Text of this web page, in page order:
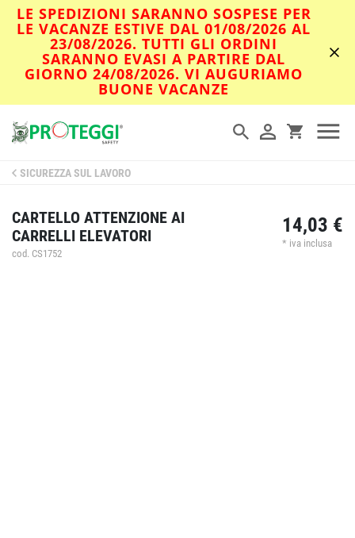
LE SPEDIZIONI SARANNO SOSPESE PER
LE VACANZE ESTIVE DAL 01/08/2026 AL
23/08/2026. TUTTI GLI ORDINI
SARANNO EVASI A PARTIRE DAL
GIORNO 24/08/2026. VI AUGURIAMO
BUONE VACANZE
SICUREZZA SUL LAVORO
CARTELLO ATTENZIONE AI
CARRELLI ELEVATORI
cod. CS1752
14,03 €
* iva inclusa